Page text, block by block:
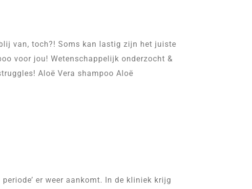
van, toch?! Soms kan lastig zijn het juiste
voor jou! Wetenschappelijk onderzocht &
Aloë Vera shampoo Aloë
er weer aankomt. In de kliniek krijg